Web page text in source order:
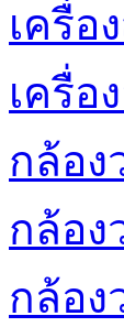
เครื่อ
เครื่อ
กล้อง
กล้อง
กล้อง